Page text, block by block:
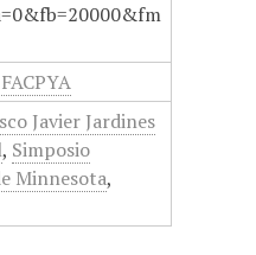
Javier Jardines
, Simposio
Minnesota,